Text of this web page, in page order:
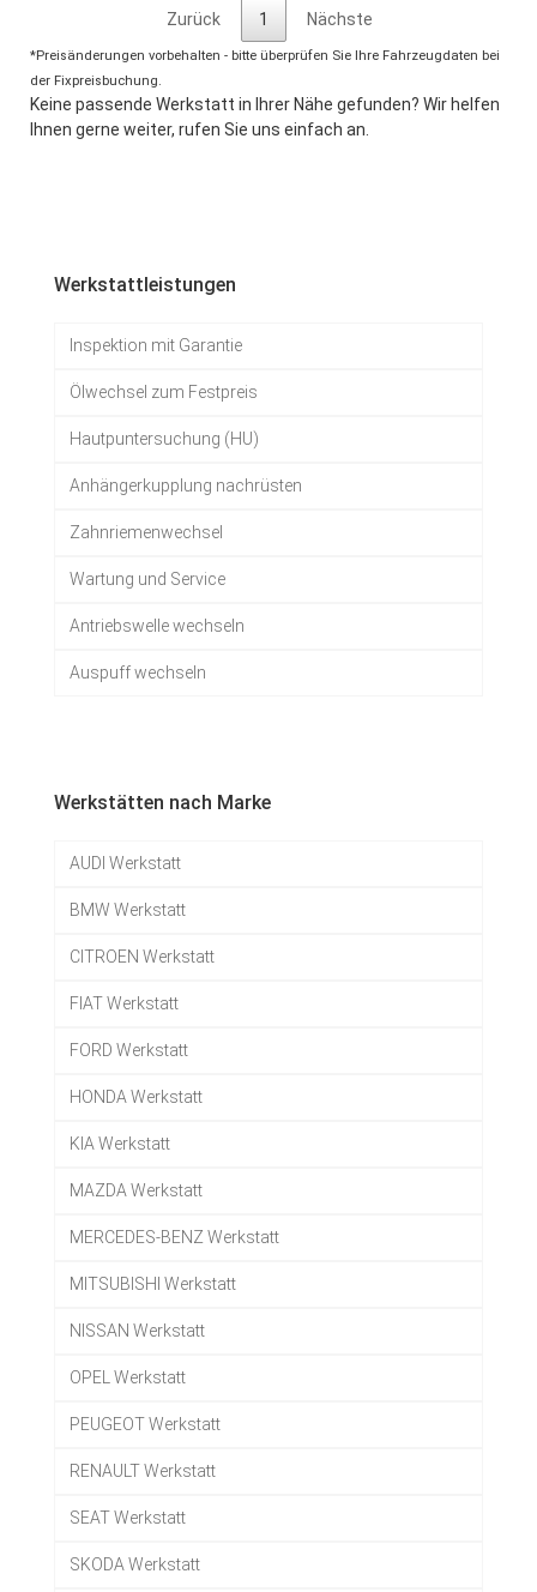
Zurück 1 Nächste
*Preisänderungen vorbehalten - bitte überprüfen Sie Ihre Fahrzeugdaten bei
der Fixpreisbuchung.
Keine passende Werkstatt in Ihrer Nähe gefunden? Wir helfen
Ihnen gerne weiter, rufen Sie uns einfach an.
Werkstattleistungen
Inspektion mit Garantie
Ölwechsel zum Festpreis
Hautpuntersuchung (HU)
Anhängerkupplung nachrüsten
Zahnriemenwechsel
Wartung und Service
Antriebswelle wechseln
Auspuff wechseln
Werkstätten nach Marke
AUDI Werkstatt
BMW Werkstatt
CITROEN Werkstatt
FIAT Werkstatt
FORD Werkstatt
HONDA Werkstatt
KIA Werkstatt
MAZDA Werkstatt
MERCEDES-BENZ Werkstatt
MITSUBISHI Werkstatt
NISSAN Werkstatt
OPEL Werkstatt
PEUGEOT Werkstatt
RENAULT Werkstatt
SEAT Werkstatt
SKODA Werkstatt